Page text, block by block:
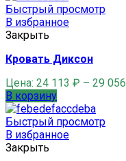
Быстрый просмотр
В избранное
Закрыть
Кровать Диксон
Цена: 24 113 ₽ – 29 056
В корзину
Быстрый просмотр
В избранное
Закрыть